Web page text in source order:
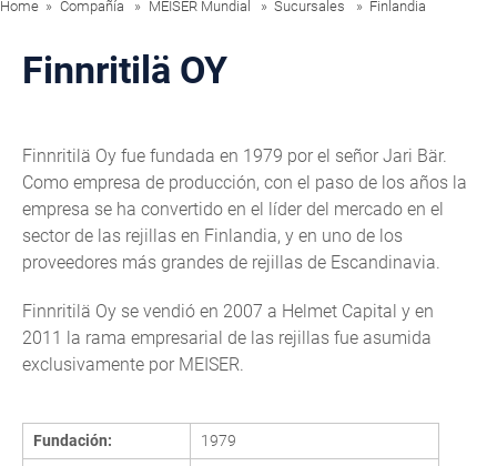
Home Compañía MEISER Mundial Sucursales Finlandia
Finnritilä OY
Finnritilä Oy fue fundada en 1979 por el señor Jari Bär.
Como empresa de producción, con el paso de los años la
empresa se ha convertido en el líder del mercado en el
sector de las rejillas en Finlandia, y en uno de los
proveedores más grandes de rejillas de Escandinavia.
Finnritilä Oy se vendió en 2007 a Helmet Capital y en
2011 la rama empresarial de las rejillas fue asumida
exclusivamente por MEISER.
Fundación:
1979